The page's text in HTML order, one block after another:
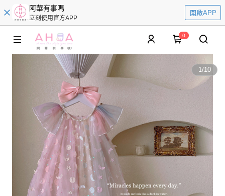
阿華有事嗎
立刻使用官方APP
開啟APP
0
1/10